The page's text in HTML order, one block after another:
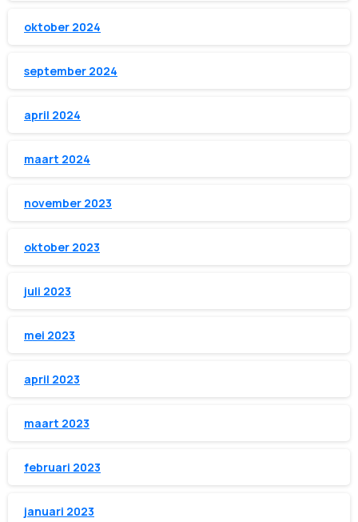
oktober 2024
september 2024
april 2024
maart 2024
november 2023
oktober 2023
juli 2023
mei 2023
april 2023
maart 2023
februari 2023
januari 2023